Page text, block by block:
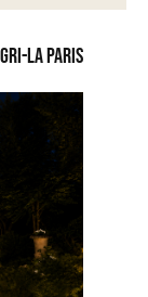
la Paris